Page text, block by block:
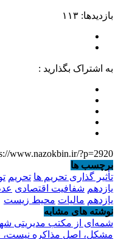
بازدیدها: ۱۱۳
به اشتراک بگذارید :
www.nazokbin.ir/?p=2920
برچسب ها
تأثیر گذاری تحریم ها تحریم
یازدهم شفافیت اقتصادی
یازدهم مالیات محیط زیست
نوشته های مشابه
شمه‌ای از مکتب مدیریتی
مشکل، اصل مذاکره